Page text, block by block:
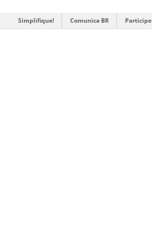
Simplifique! Comunica BR Participe